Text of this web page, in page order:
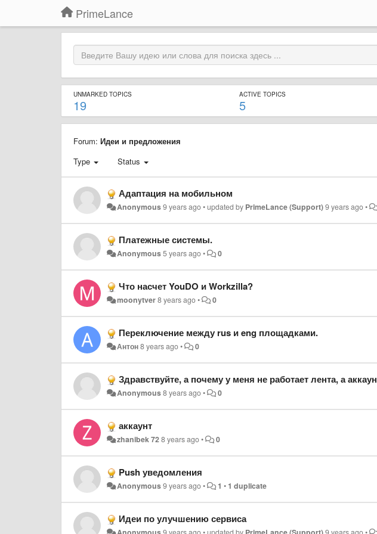
PrimeLance
UNMARKED TOPICS
19
ACTIVE TOPICS
5
Forum: Идеи и предложения
Type
Status
Адаптация на мобильном
Anonymous9 years ago•updated by PrimeLance (Support)9 years ago•
Платежные системы.
Anonymous5 years ago• 0
Что насчет YouDO и Workzilla?
moonytver8 years ago• 0
Переключение между rus и eng площадками.
Антон8 years ago• 0
Здравствуйте, а почему у меня не работает лента, а
Anonymous8 years ago• 0
аккаунт
zhanibek 728 years ago• 0
Push уведомления
Anonymous9 years ago• 1 • 1 duplicate
Идеи по улучшению сервиса